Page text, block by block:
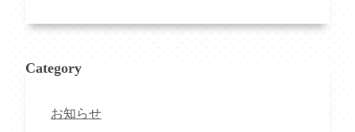
Category
お知らせ